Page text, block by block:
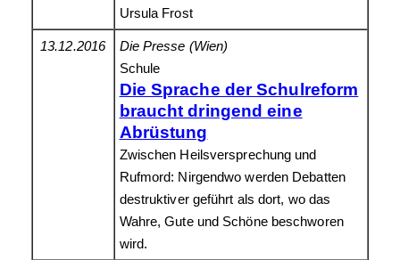
Ursula Frost
13.12.2016
Die Presse (Wien)
Schule
Die Sprache der Schulreform
braucht dringend eine
Abrüstung
Zwischen Heilsversprechung und
Rufmord: Nirgendwo werden Debatten
destruktiver geführt als dort, wo das
Wahre, Gute und Schöne beschworen
wird.